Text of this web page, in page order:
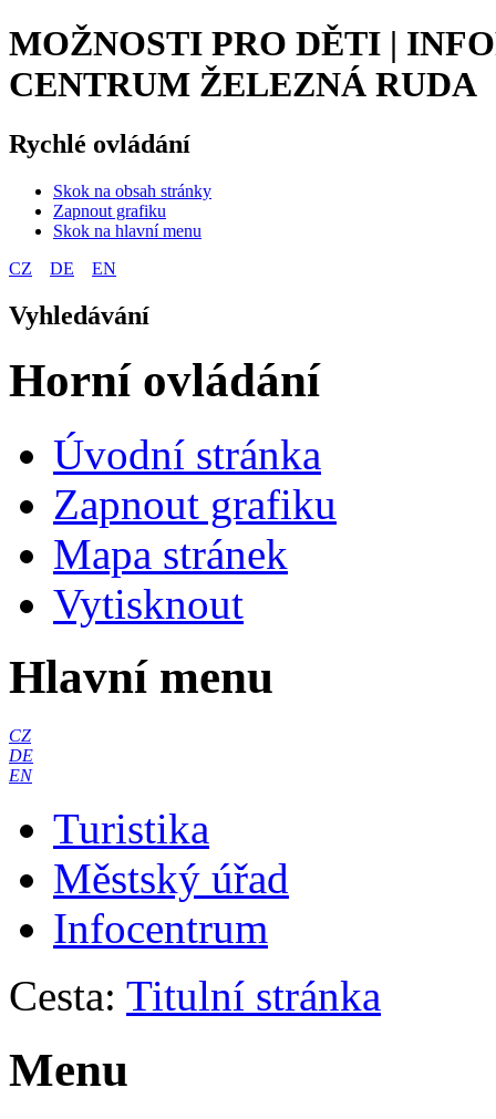
MOŽNOSTI PRO DĚTI |
CENTRUM ŽELEZNÁ RUDA
Rychlé ovládání
Skok na obsah stránky
Zapnout grafiku
Skok na hlavní menu
CZ
DE EN
Vyhledávání
Horní ovládání
Úvodní stránka
Zapnout grafiku
Mapa stránek
Vytisknout
Hlavní menu
CZ
DE
EN
Turistika
Městský úřad
Infocentrum
Cesta: Titulní stránka
Menu